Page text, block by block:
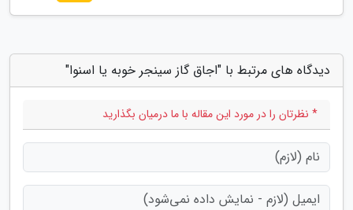
دیدگاه های مرتبط با "اجاق گاز سینجر خوبه یا اسنوا"
* نظرتان را در مورد این مقاله با ما درمیان بگذارید